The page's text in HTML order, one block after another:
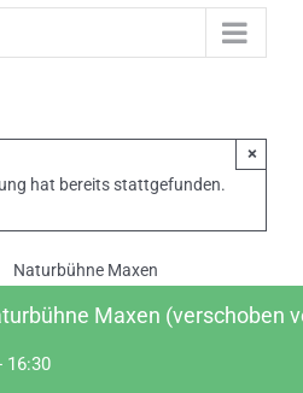
hat bereits stattgefunden.
×
Maxen (verschoben
16:30